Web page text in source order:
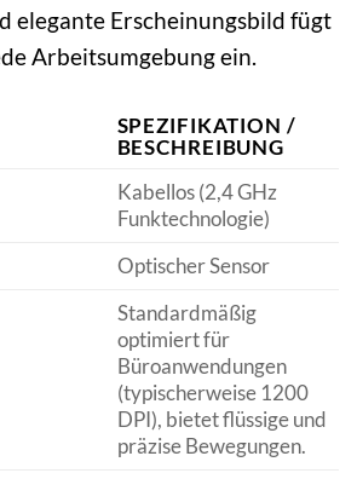
elegante Erscheinungsbild fügt
Arbeitsumgebung ein.
SPEZIFIKATION /
BESCHREIBUNG
Kabellos (2,4 GHz
Funktechnologie)
Optischer Sensor
Standardmäßig
optimiert für
Büroanwendungen
(typischerweise 1200
DPI), bietet flüssige und
präzise Bewegungen.